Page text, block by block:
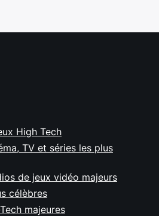
High Tech
TV et séries les plus
de jeux vidéo majeurs
célèbres
majeures